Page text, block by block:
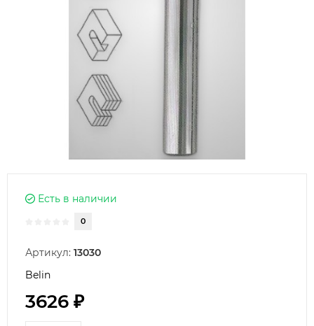
Есть в наличии
0
Артикул: 13030
Belin
3626 ₽